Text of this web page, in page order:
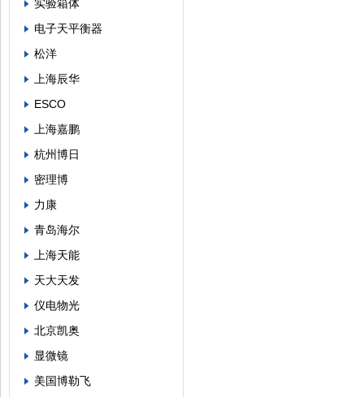
实验箱体
电子天平衡器
松洋
上海辰华
ESCO
上海嘉鹏
杭州博日
密理博
力康
青岛海尔
上海天能
天大天发
仪电物光
北京凯奥
显微镜
美国博勒飞